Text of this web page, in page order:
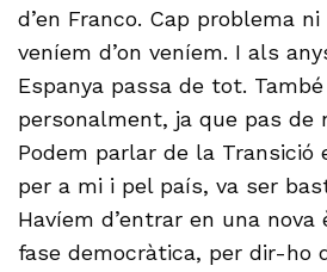
d’en Franco. Cap problema
veníem d’on veníem. I als
Espanya passa de tot.
personalment, ja que pas de
Podem parlar de la Transició
per a mi i pel país, va ser
Havíem d’entrar en una nova
fase democràtica, per dir-ho